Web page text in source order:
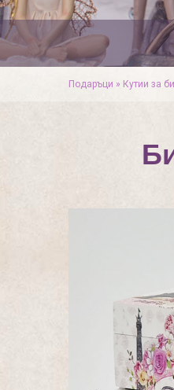
Подаръци » Кутии за